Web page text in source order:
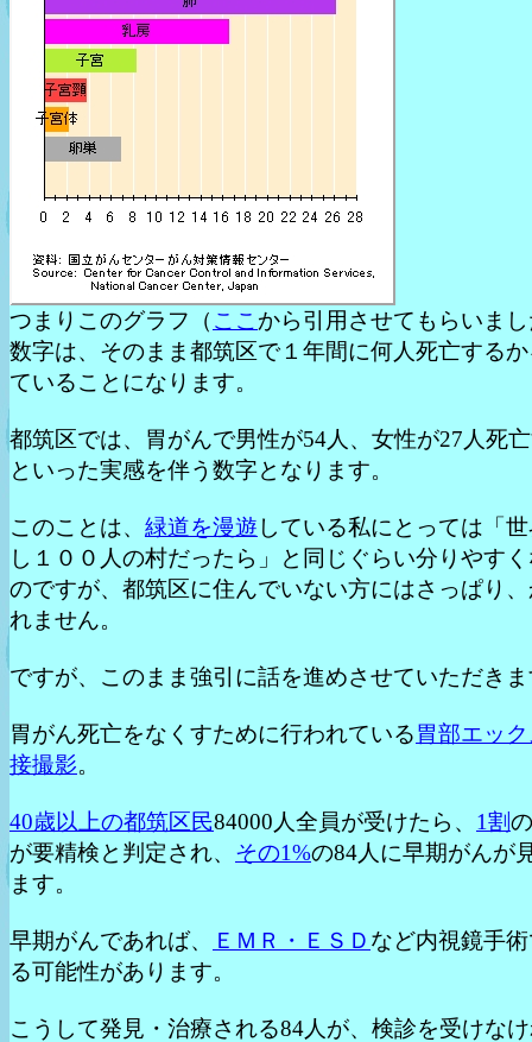
つまりこのグラフ（ ここ から引用させてもらいま
数字は、そのまま都筑区で１年間に何人死亡する
ていることになります。
都筑区では、胃がんで男性が54人、女性が27人死
といった実感を伴う数字となります。
このことは、 緑道を漫遊 している私にとっては「
し１００人の村だったら」と同じぐらい分りやす
のですが、都筑区に住んでいない方にはさっぱり
れません。
ですが、このまま強引に話を進めさせていただき
胃がん死亡をなくすために行われている胃部エッ
接撮影。
40歳以上の都筑区民84000人全員が受けたら、 1割
が要精検と判定され、 その1%の84人に早期がんが
ます。
早期がんであれば、 ＥＭＲ・ＥＳＤ など内視鏡手
る可能性があります。
こうして発見・治療される84人が、検診を受けな